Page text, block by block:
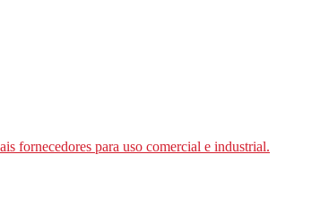
fornecedores para uso comercial e industrial.